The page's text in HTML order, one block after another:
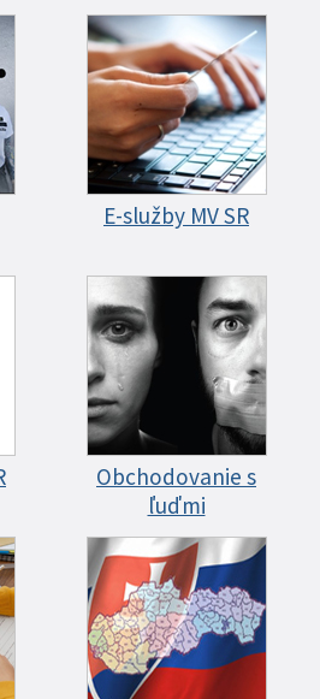
E-služby MV SR
Obchodovanie s
ľuďmi